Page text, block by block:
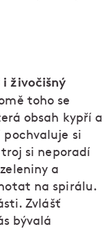
živočišný
toho se
obsah kypří a
si
si neporadí
a
na spirálu.
Zvlášť
bývalá